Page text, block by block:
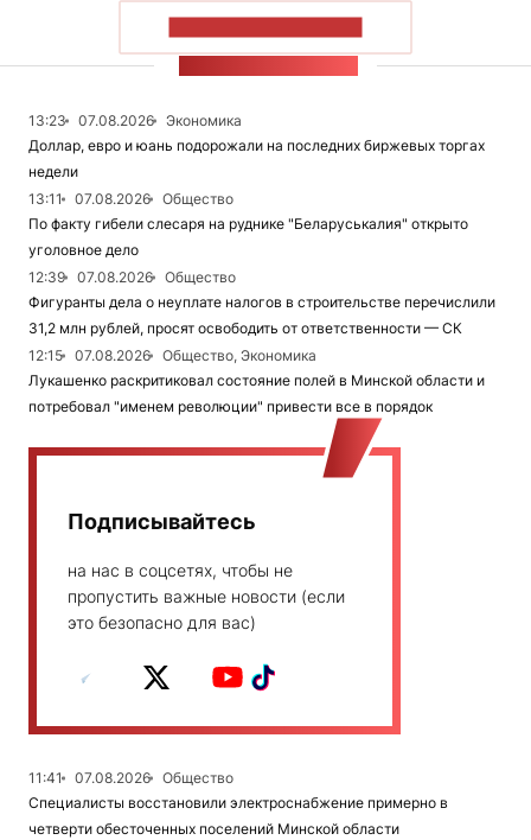
13:23 07.08.2026
Экономика
Доллар, евро и юань подорожали на последних биржевых торгах
недели
13:11
07.08.2026
Общество
По факту гибели слесаря на руднике "Беларуськалия" открыто
уголовное дело
12:39
07.08.2026
Общество
Фигуранты дела о неуплате налогов в строительстве перечислили
31,2 млн рублей, просят освободить от ответственности — СК
12:15
07.08.2026
Общество, Экономика
Лукашенко раскритиковал состояние полей в Минской области и
потребовал "именем революции" привести все в порядок
Подписывайтесь
на нас в соцсетях, чтобы не
пропустить важные новости (если
это безопасно для вас)
11:41 07.08.2026
Общество
Специалисты восстановили электроснабжение примерно в
четверти обесточенных поселений Минской области